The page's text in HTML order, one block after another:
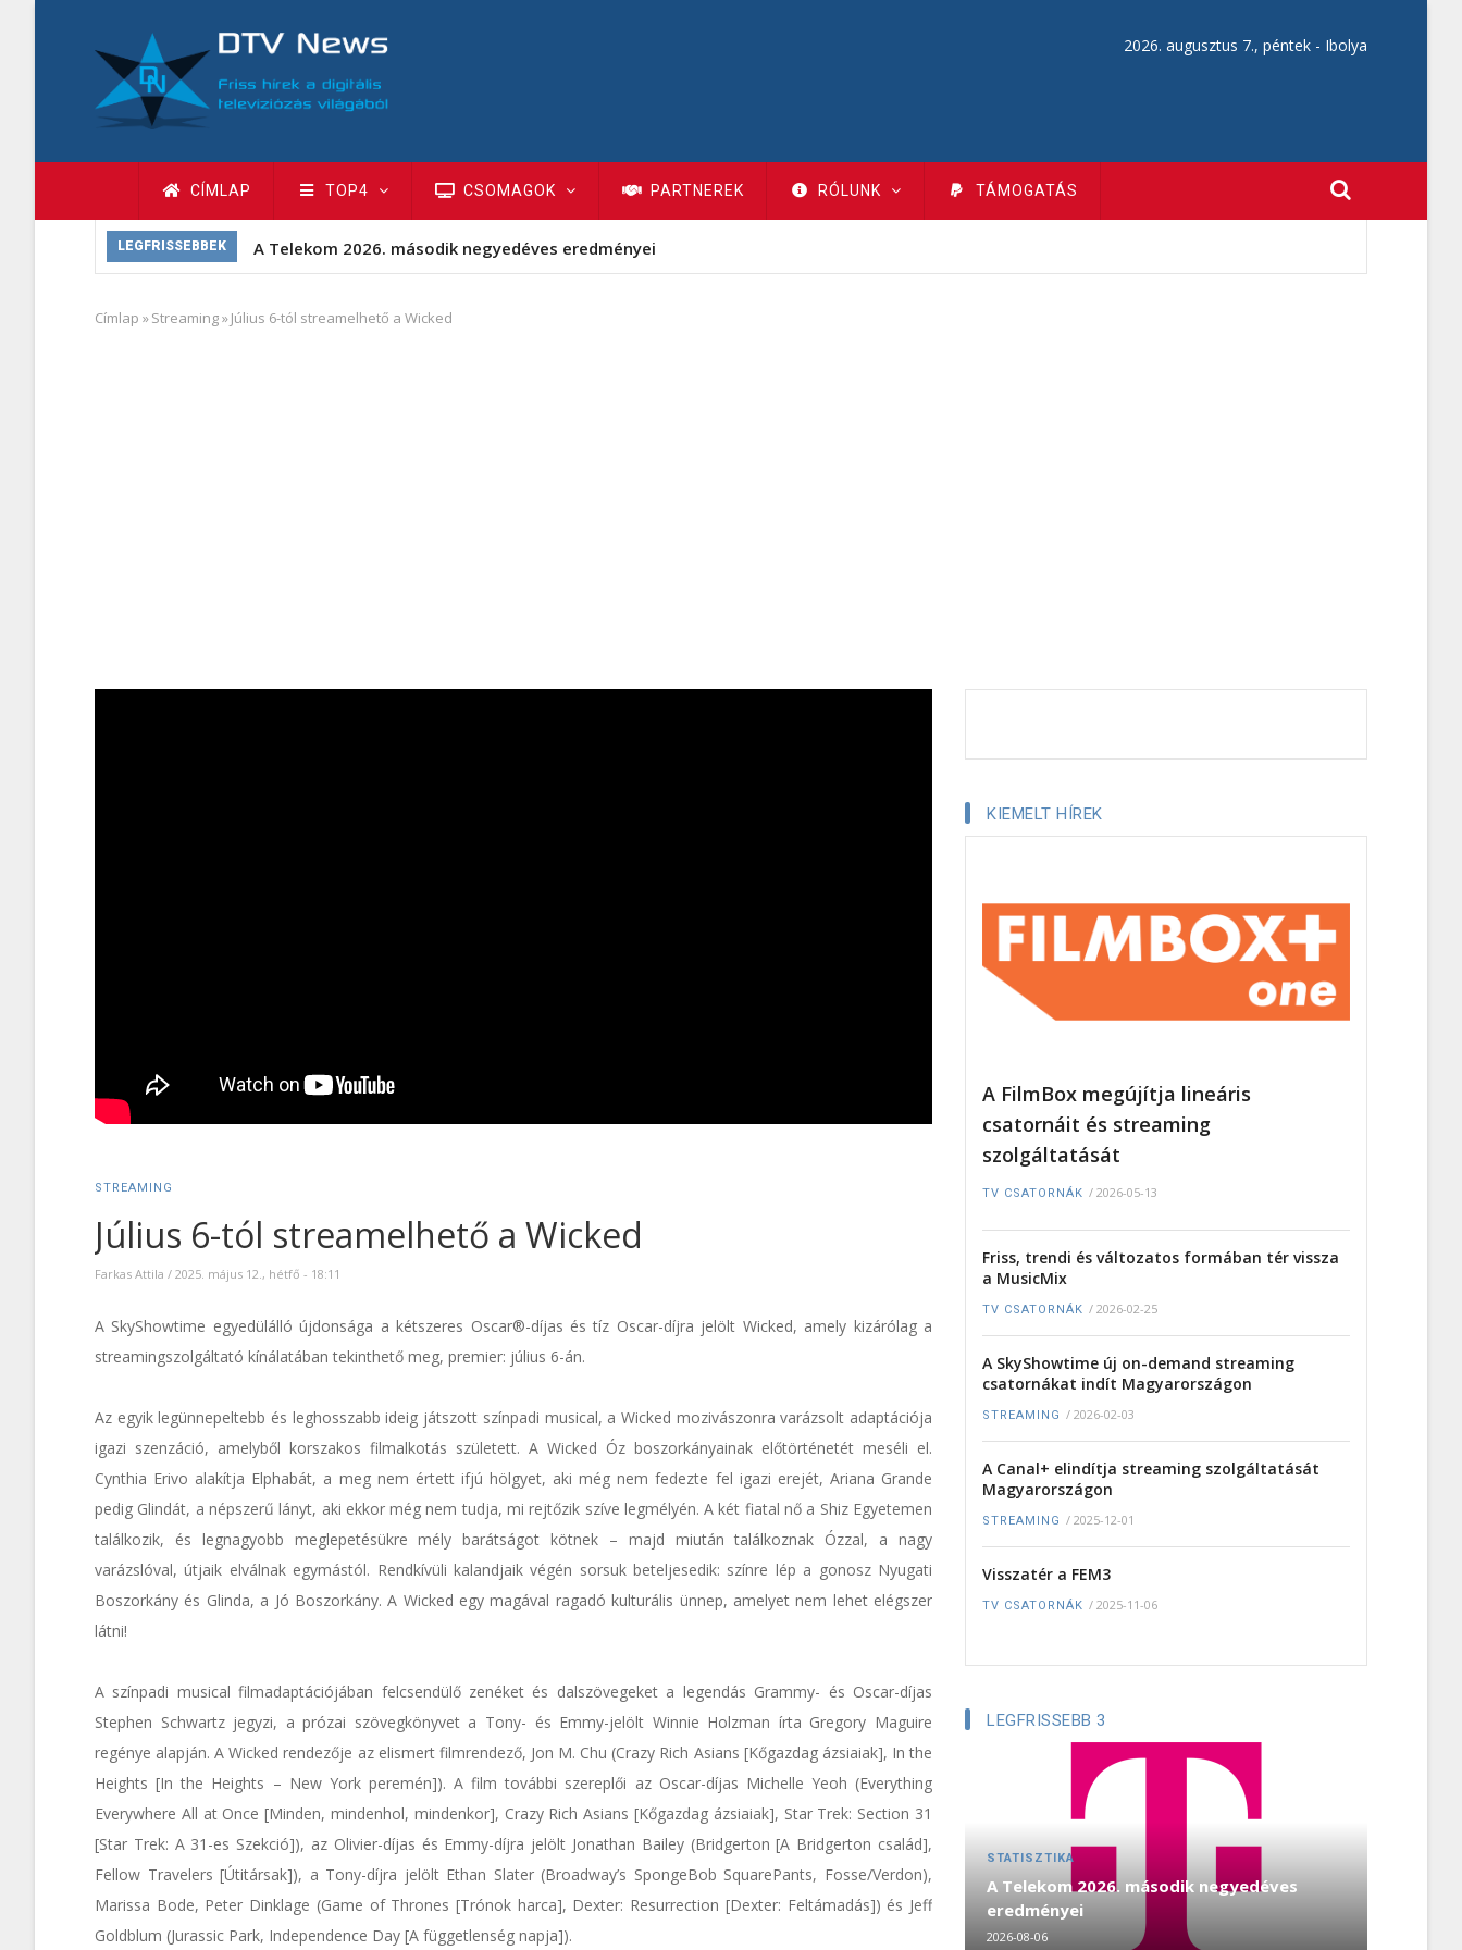
tartalomra
2026. augusztus 7., péntek - Ibolya
Fő
navigáció
CÍMLAP TOP4 CSOMAGOK PARTNEREK RÓLUNK TÁMOGATÁS
LEGFRISSEBBEK A Telekom 2026. második negyedéves eredményei
Morzsa
Címlap »Streaming»Július 6-tól streamelhető a Wicked
STREAMING
Július 6-tól streamelhető a Wicked
Farkas Attila / 2025. május 12., hétfő - 18:11
A SkyShowtime egyedülálló újdonsága a kétszeres Oscar®-díjas és tíz Oscar-díjra jelölt Wicked, amely kizárólag a
streamingszolgáltató kínálatában tekinthető meg, premier: július 6-án.
Az egyik legünnepeltebb és leghosszabb ideig játszott színpadi musical, a Wicked mozivászonra varázsolt adaptációja
igazi szenzáció, amelyből korszakos filmalkotás született. A Wicked Óz boszorkányainak előtörténetét meséli el.
Cynthia Erivo alakítja Elphabát, a meg nem értett ifjú hölgyet, aki még nem fedezte fel igazi erejét, Ariana Grande
pedig Glindát, a népszerű lányt, aki ekkor még nem tudja, mi rejtőzik szíve legmélyén. A két fiatal nő a Shiz Egyetemen
találkozik, és legnagyobb meglepetésükre mély barátságot kötnek – majd miután találkoznak Ózzal, a nagy
varázslóval, útjaik elválnak egymástól. Rendkívüli kalandjaik végén sorsuk beteljesedik: színre lép a gonosz Nyugati
Boszorkány és Glinda, a Jó Boszorkány. A Wicked egy magával ragadó kulturális ünnep, amelyet nem lehet elégszer
látni!
A színpadi musical filmadaptációjában felcsendülő zenéket és dalszövegeket a legendás Grammy- és Oscar-díjas
Stephen Schwartz jegyzi, a prózai szövegkönyvet a Tony- és Emmy-jelölt Winnie Holzman írta Gregory Maguire
regénye alapján. A Wicked rendezője az elismert filmrendező, Jon M. Chu (Crazy Rich Asians [Kőgazdag ázsiaiak], In the
Heights [In the Heights – New York peremén]). A film további szereplői az Oscar-díjas Michelle Yeoh (Everything
Everywhere All at Once [Minden, mindenhol, mindenkor], Crazy Rich Asians [Kőgazdag ázsiaiak], Star Trek: Section 31
[Star Trek: A 31-es Szekció]), az Olivier-díjas és Emmy-díjra jelölt Jonathan Bailey (Bridgerton [A Bridgerton család],
Fellow Travelers [Útitársak]), a Tony-díjra jelölt Ethan Slater (Broadway’s SpongeBob SquarePants, Fosse/Verdon),
Marissa Bode, Peter Dinklage (Game of Thrones [Trónok harca], Dexter: Resurrection [Dexter: Feltámadás]) és Jeff
Goldblum (Jurassic Park, Independence Day [A függetlenség napja]).
KIEMELT HÍREK
A FilmBox megújítja lineáris
csatornáit és streaming
szolgáltatását
TV CSATORNÁK / 2026-05-13
Friss, trendi és változatos formában tér vissza
a MusicMix
TV CSATORNÁK / 2026-02-25
A SkyShowtime új on-demand streaming
csatornákat indít Magyarországon
STREAMING / 2026-02-03
A Canal+ elindítja streaming szolgáltatását
Magyarországon
STREAMING / 2025-12-01
Visszatér a FEM3
TV CSATORNÁK / 2025-11-06
LEGFRISSEBB 3
STATISZTIKA
A Telekom 2026. második negyedéves
eredményei
2026-08-06